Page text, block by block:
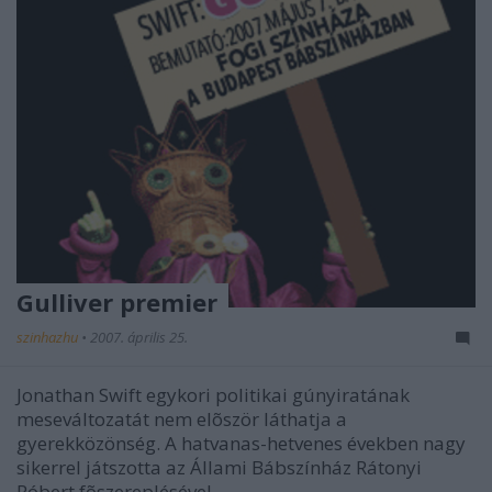
Gulliver premier
szinhazhu • 2007. április 25.
Jonathan Swift egykori politikai gúnyiratának
meseváltozatát nem elõször láthatja a
gyerekközönség. A hatvanas-hetvenes években nagy
sikerrel játszotta az Állami Bábszínház Rátonyi